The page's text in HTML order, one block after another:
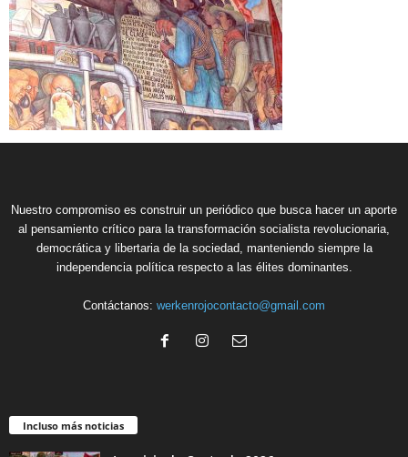
Nuestro compromiso es construir un periódico que busca hacer un aporte
al pensamiento crítico para la transformación socialista revolucionaria,
democrática y libertaria de la sociedad, manteniendo siempre la
independencia política respecto a las élites dominantes.
Contáctanos: werkenrojocontacto@gmail.com
Incluso más noticias